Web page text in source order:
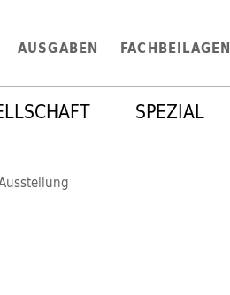
AUSGABEN FACHBEILAGEN
SPEZIAL